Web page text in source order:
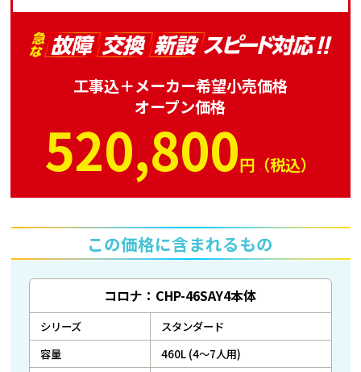
工事込＋メーカー希望小売価格
オープン価格
520,800円（税込）
この価格に含まれるもの
コロナ：CHP-46SAY4本体
シリーズ
スタンダード
容量
460L (4～7人用)